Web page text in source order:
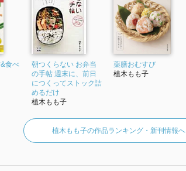
食べ
朝つくらない お弁当
の手帖 週末に、前日
につくってストック詰
めるだけ
植木もも子
薬膳おむすび
植木もも子
植木もも子の作品ランキング・新刊情報へ